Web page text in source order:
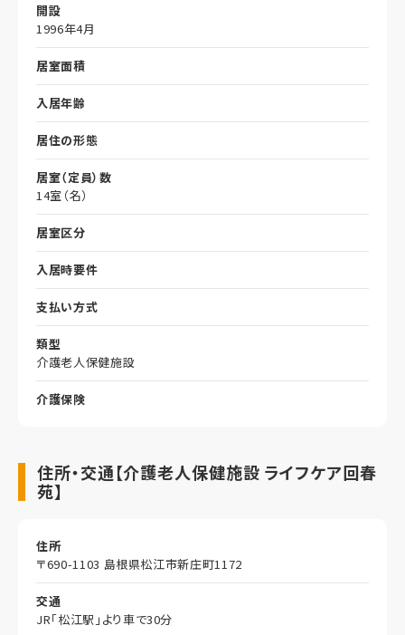
開設
1996年4月
居室面積
入居年齢
居住の形態
居室（定員）数
14室（名）
居室区分
入居時要件
支払い方式
類型
介護老人保健施設
介護保険
住所・交通【介護老人保健施設 ライフケア回春
苑】
住所
〒690-1103 島根県松江市新庄町1172
交通
JR「松江駅」より車で30分